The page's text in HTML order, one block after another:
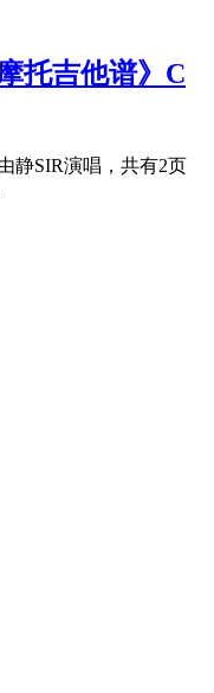
托吉他谱》C
静SIR演唱，共有2页